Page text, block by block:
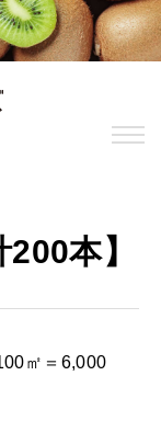
本】
㎡＝6,000